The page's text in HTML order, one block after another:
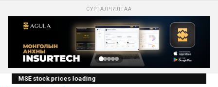
СУРТАЛЧИЛГАА
MSE stock prices loading